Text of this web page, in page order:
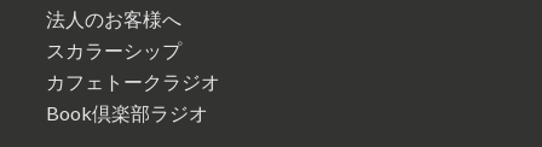
法人のお客様へ
スカラーシップ
カフェトークラジオ
Book倶楽部ラジオ